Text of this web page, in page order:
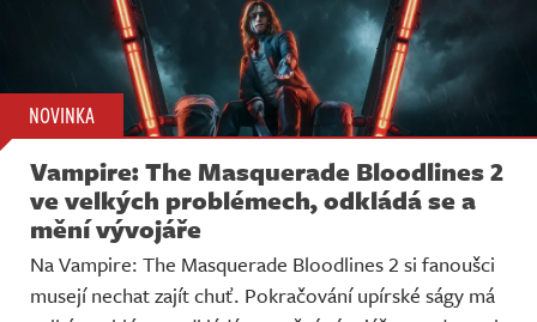
NOVINKA
Vampire: The Masquerade Bloodlines 2
ve velkých problémech, odkládá se a
mění vývojáře
Na Vampire: The Masquerade Bloodlines 2 si fanoušci
musejí nechat zajít chuť. Pokračování upírské ságy má